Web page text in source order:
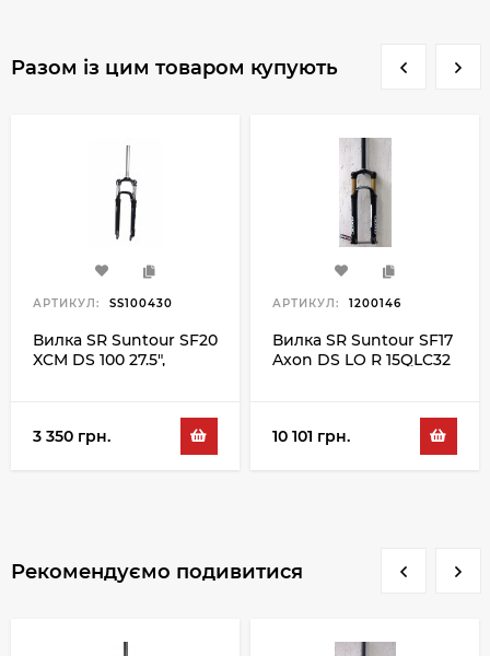
Разом із цим товаром купують
АРТИКУЛ: SS100430
Вилка SR Suntour SF20
XCM DS 100 27.5",
3 350 грн.
АРТИКУЛ: 1200146
Вилка SR Suntour SF17
Axon DS LO R 15QLC32
10 101 грн.
Рекомендуємо подивитися